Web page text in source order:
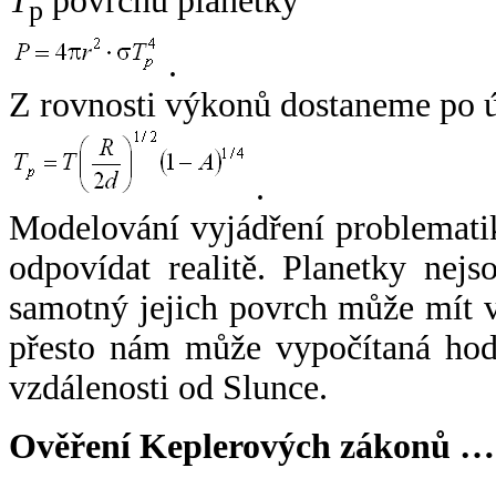
p
.
Z rovnosti výkonů dostaneme po
.
Modelování vyjádření
odpovídat realitě. Planetky
samotný jejich povrch může mít
přesto nám může vypočítaná
vzdálenosti od Slunce.
Ověření Keplerových zákonů …